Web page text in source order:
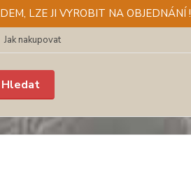
LZE JI VYROBIT NA OBJEDNÁNÍ !
Jak nakupovat
Hledat